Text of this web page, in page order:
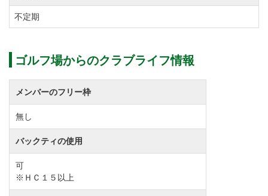
不定期
ゴルフ場からのクラブライフ情報
メンバーのフリー枠
無し
バックティの使用
可
※ＨＣ１５以上